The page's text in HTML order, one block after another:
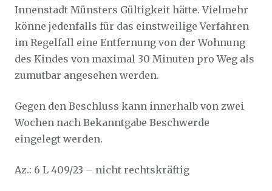
Innenstadt Münsters Gültigkeit hätte. Vielmehr
könne jedenfalls für das einstweilige Verfahren
im Regelfall eine Entfernung von der Wohnung
des Kindes von maximal 30 Minuten pro Weg als
zumutbar angesehen werden.
Gegen den Beschluss kann innerhalb von zwei
Wochen nach Bekanntgabe Beschwerde
eingelegt werden.
Az.: 6 L 409/23 – nicht rechtskräftig